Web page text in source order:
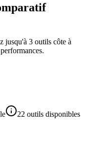
jusqu'à 3 outils côte à
22 outils disponibles